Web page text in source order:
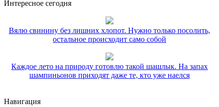
Интересное сегодня
Вялю свинину без лишних хлопот. Нужно только посолить,
остальное происходит само собой
Каждое лето на природу готовлю такой шашлык. На запах
шампиньонов приходят даже те, кто уже наелся
Навигация